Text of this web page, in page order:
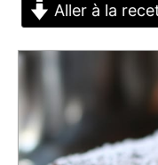
Aller à la